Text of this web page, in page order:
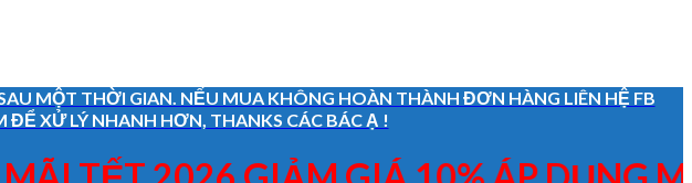
MỘT THỜI GIAN. NẾU MUA KHÔNG HOÀN THÀNH ĐƠN HÀNG LIÊN HỆ FB
ĐỂ XỬ LÝ NHANH HƠN, THANKS CÁC BÁC Ạ !